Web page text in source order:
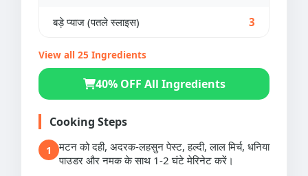
बड़े प्याज (पतले स्लाइस) 3
View all 25 Ingredients
40% OFF All Ingredients
Cooking Steps
1
मटन को दही, अदरक-लहसुन पेस्ट, हल्दी, लाल मिर्च, धनिया
पाउडर और नमक के साथ 1-2 घंटे मेरिनेट करें।